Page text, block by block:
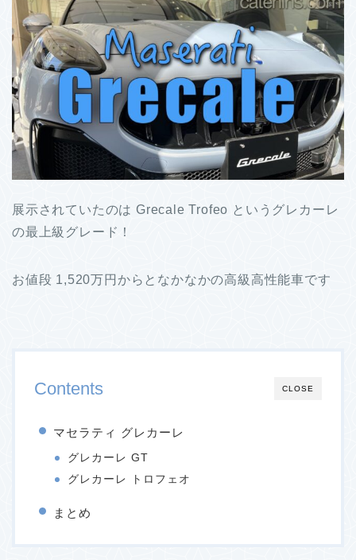
展示されていたのは Grecale Trofeo というグレカーレ
の最上級グレード！
お値段 1,520万円からとなかなかの高級高性能車です
CLOSE
Contents
マセラティ グレカーレ
グレカーレ GT
グレカーレ トロフェオ
まとめ